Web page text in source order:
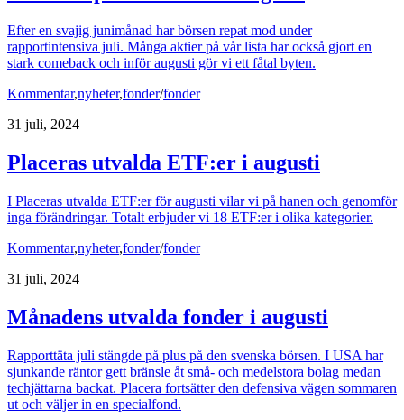
Efter en svajig junimånad har börsen repat mod under
rapportintensiva juli. Många aktier på vår lista har också gjort en
stark comeback och inför augusti gör vi ett fåtal byten.
Kommentar,nyheter,fonder/fonder
31 juli, 2024
Placeras utvalda ETF:er i augusti
I Placeras utvalda ETF:er för augusti vilar vi på hanen och genomför
inga förändringar. Totalt erbjuder vi 18 ETF:er i olika kategorier.
Kommentar,nyheter,fonder/fonder
31 juli, 2024
Månadens utvalda fonder i augusti
Rapporttäta juli stängde på plus på den svenska börsen. I USA har
sjunkande räntor gett bränsle åt små- och medelstora bolag medan
techjättarna backat. Placera fortsätter den defensiva vägen sommaren
ut och väljer in en specialfond.